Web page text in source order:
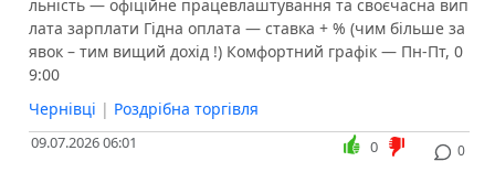
льність — офіційне працевлаштування та своєчасна вип
лата зарплати Гідна оплата — ставка + % (чим більше за
явок – тим вищий дохід !) Комфортний графік — Пн-Пт, 0
9:00
Чернівці | Роздрібна торгівля
09.07.2026 06:01 0
0